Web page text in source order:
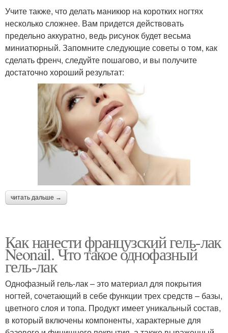
Учите также, что делать маникюр на коротких ногтях
несколько сложнее. Вам придется действовать
предельно аккуратно, ведь рисунок будет весьма
миниатюрный. Запомните следующие советы о том, как
сделать френч, следуйте пошагово, и вы получите
достаточно хороший результат:
читать дальше →
Как нанести французский гель-лак
Neonail. Что такое однофазный
гель-лак
Однофазный гель-лак – это материал для покрытия
ногтей, сочетающий в себе функции трех средств – базы,
цветного слоя и топа. Продукт имеет уникальный состав,
в который включены компоненты, характерные для